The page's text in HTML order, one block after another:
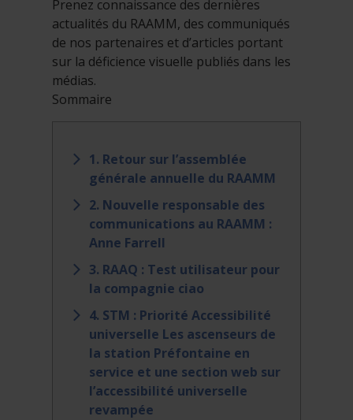
Prenez connaissance des dernières
actualités du RAAMM, des communiqués
de nos partenaires et d’articles portant
sur la déficience visuelle publiés dans les
médias.
Sommaire
1. Retour sur l’assemblée
générale annuelle du RAAMM
2. Nouvelle responsable des
communications au RAAMM :
Anne Farrell
3. RAAQ : Test utilisateur pour
la compagnie ciao
4. STM : Priorité Accessibilité
universelle Les ascenseurs de
la station Préfontaine en
service et une section web sur
l’accessibilité universelle
revampée